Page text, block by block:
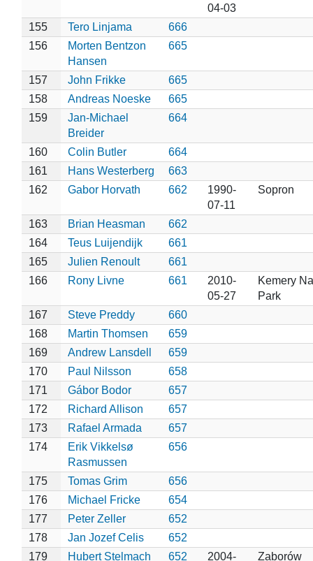
04-03
155 Tero Linjama
666
156
Morten Bentzon
Hansen
665
157 John Frikke
665
158
Andreas Noeske
665
159
Jan-Michael
Breider
664
160 Colin Butler
664
161
Hans Westerberg
663
162
Gabor Horvath 662
1990-
07-11
Sopron
163 Brian Heasman
662
164
Teus Luijendijk
661
165
Julien Renoult
661
166
Rony Livne 661
2010-
05-27
Kemery
Park
167
Steve Preddy
660
168
Martin Thomsen
659
169
Andrew Lansdell
659
170
Paul Nilsson
658
171
Gábor Bodor
657
172
Richard Allison
657
173
Rafael Armada
657
174
Erik Vikkelsø
Rasmussen
656
175 Tomas Grim
656
176
Michael Fricke
654
177
Peter Zeller
652
178
Jan Jozef Celis
652
179
Hubert Stelmach 652 2004- Zaborów